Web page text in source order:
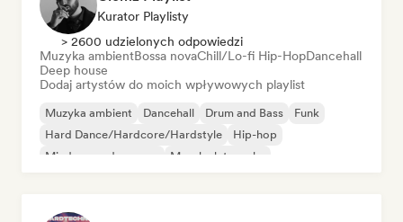
Kurator Playlisty
> 2600 udzielonych odpowiedzi
Muzyka ambientBossa novaChill/Lo-fi Hip-HopDancehall
Deep house
Dodaj artystów do moich wpływowych playlist
Muzyka ambient Dancehall Drum and Bass
Funk
Hard Dance/Hardcore/Hardstyle
Hip-hop
Międzynarodowy rap
Muzyka latynoska